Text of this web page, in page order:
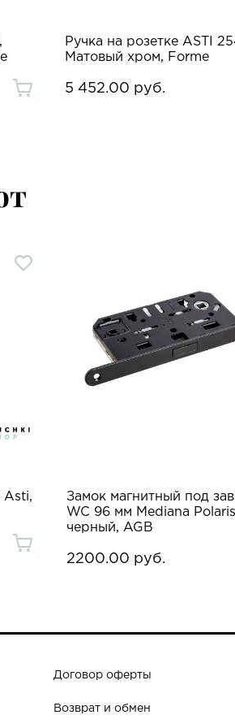
Ручка на розетке ASTI
Матовый хром, Forme
5 452.00 руб.
Asti,
Замок магнитный под
WC 96 мм Mediana
черный, AGB
2200.00 руб.
Договор оферты
Возврат и обмен